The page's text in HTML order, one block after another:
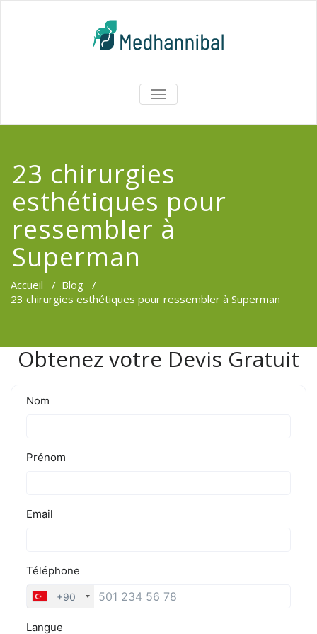
AFFICHER/MASQUER
LA
23 chirurgies
esthétiques pour
ressembler à
Superman
Accueil / Blog /
23 chirurgies esthétiques pour ressembler à Superman
Obtenez votre Devis Gratuit